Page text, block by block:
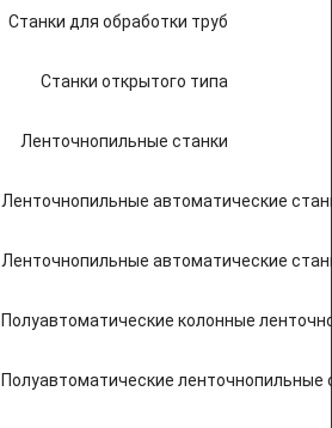
Станки для обработки труб
Станки открытого типа
Ленточнопильные станки
Ленточнопильные автоматические
Ленточнопильные автоматические
Полуавтоматические колонные
Полуавтоматические ленточнопильные